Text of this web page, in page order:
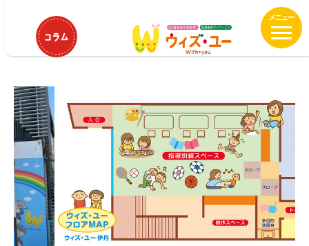
テ
ン
へ
移
動
近畿
ウィズ・ユー伊丹寺本